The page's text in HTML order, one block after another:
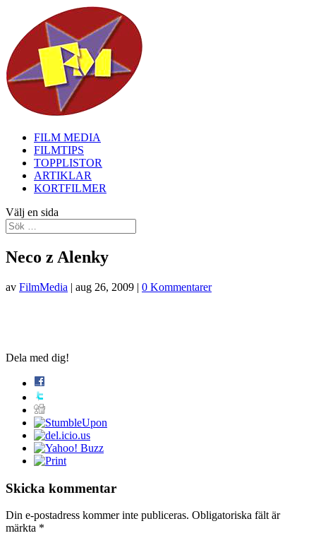
FILM MEDIA
FILMTIPS
TOPPLISTOR
ARTIKLAR
KORTFILMER
Välj en sida
Neco z Alenky
av FilmMedia | aug 26, 2009 | 0 Kommentarer
Dela med dig!
Skicka kommentar
Din e-postadress kommer inte publiceras. Obligatoriska fält är
märkta *